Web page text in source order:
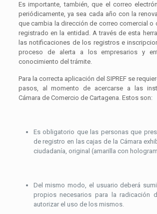
Es importante, también, que el correo
periódicamente, ya sea cada año con la
que cambia la dirección de correo comercial o
registrado en la entidad. A través de esta
las notificaciones de los registros e
proceso de alerta a los empresarios y
conocimiento del trámite.
Para la correcta aplicación del SIPREF se
pasos, al momento de acercarse a las
Cámara de Comercio de Cartagena. Estos son:
Es obligatorio que las personas que
de registro en las cajas de la Cámara
ciudadanía, original (amarilla con
Del mismo modo, el usuario deberá
propios necesarios para la radicación
autorizar el uso de los mismos.